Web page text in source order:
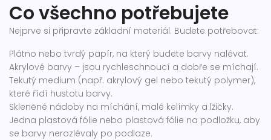
Co všechno potřebujete
Nejprve si připravte základní materiál. Budete potřebovat:
Plátno nebo tvrdý papír, na který budete barvy nalévat.
Akrylové barvy – jsou rychleschnoucí a dobře se míchají.
Tekutý medium (např. akrylový gel nebo tekutý polymer),
které řídí hustotu barvy.
Skleněné nádoby na míchání, malé kelímky a lžičky.
Jedna plastová fólie nebo plastová fólie na podložku, aby
se barvy nerozlévaly po podlaze.